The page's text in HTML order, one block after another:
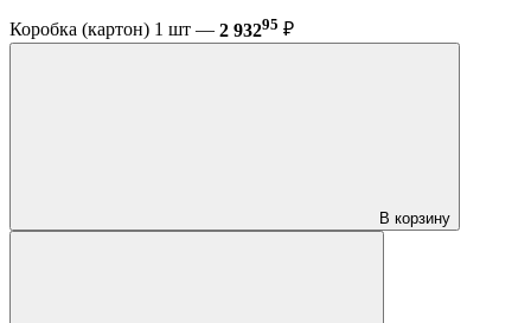
Коробка (картон) 1 шт — 2 93295 ₽
В корзину